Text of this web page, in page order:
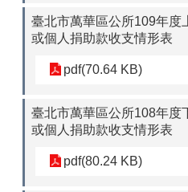
臺北市萬華區公所109年度
或個人捐助款收支情形表
pdf(70.64 KB)
臺北市萬華區公所108年度
或個人捐助款收支情形表
pdf(80.24 KB)